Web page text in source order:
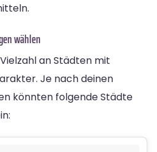
wählen
an Städten mit
Je nach deinen
könnten folgende Städte